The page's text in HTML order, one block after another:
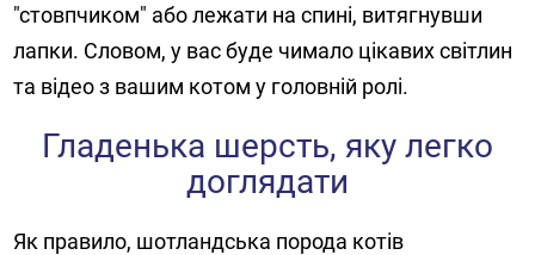
"стовпчиком" або лежати на спині, витягнувши
лапки. Словом, у вас буде чимало цікавих світлин
та відео з вашим котом у головній ролі.
Гладенька шерсть, яку легко
доглядати
Як правило, шотландська порода котів